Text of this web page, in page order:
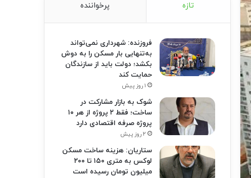
تازه پرخواننده
فروزنده: شهرداری نمی‌تواند
به‌تنهایی بار مسکن را به دوش
بکشد؛ دولت باید از سازندگان
حمایت کند
۱ روز پیش
شوک به بازار مشارکت در
ساخت؛ فقط ۲ پروژه از هر ۱۰
پروژه صرفه اقتصادی دارد
۲ روز پیش
ستاریان: هزینه ساخت مسکن
لوکس به متری ۱۵۰ تا ۲۰۰
میلیون تومان رسیده است